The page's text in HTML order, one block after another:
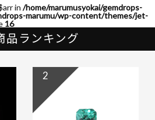
in /home/marumusyokai/gemdrops-
marumu/wp-content/themes/jet-
16
品ランキング
2